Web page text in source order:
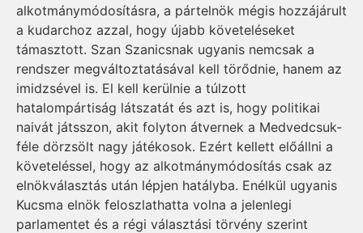
alkotmánymódosításra, a pártelnök mégis hozzájárult
a kudarchoz azzal, hogy újabb követeléseket
támasztott. Szan Szanicsnak ugyanis nemcsak a
rendszer megváltoztatásával kell törődnie, hanem az
imidzsével is. El kell kerülnie a túlzott
hatalompártiság látszatát és azt is, hogy politikai
naivát játsszon, akit folyton átvernek a Medvedcsuk-
féle dörzsölt nagy játékosok. Ezért kellett előállni a
követeléssel, hogy az alkotmánymódosítás csak az
elnökválasztás után lépjen hatályba. Enélkül ugyanis
Kucsma elnök feloszlathatta volna a jelenlegi
parlamentet és a régi választási törvény szerint